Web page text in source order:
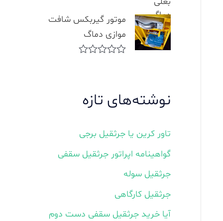
o
f
t
d
0
5
موتور گیربکس شافت
موازی دماگ
d
0
t
f
5
نوشته‌های تازه
تاور کرین یا جرثقیل برجی
گواهینامه اپراتور جرثقیل سقفی
جرثقیل سوله
جرثقیل کارگاهی
آیا خرید جرثقیل سقفی دست دوم